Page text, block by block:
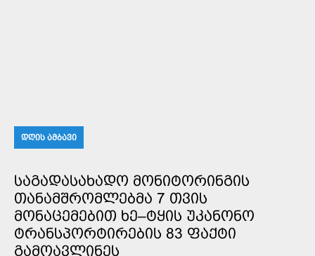
ᲓᲦᲘᲡ ᲐᲛᲑᲐᲕᲘ
ᲡᲐᲒᲐᲓᲐᲡᲐᲮᲐᲓᲝ ᲛᲝᲜᲘᲢᲝᲠᲘᲜᲒᲘᲡ
ᲗᲐᲜᲐᲛᲨᲠᲝᲛᲚᲔᲑᲛᲐ 7 ᲗᲕᲘᲡ
ᲛᲝᲜᲐᲪᲔᲛᲔᲑᲘᲗ ᲮᲔ–ᲢᲧᲘᲡ ᲣᲙᲐᲜᲝᲜᲝ
ᲢᲠᲐᲜᲡᲞᲝᲠᲢᲘᲠᲔᲑᲘᲡ 83 ᲤᲐᲥᲢᲘ
ᲒᲐᲛᲝᲐᲕᲚᲘᲜᲔᲡ